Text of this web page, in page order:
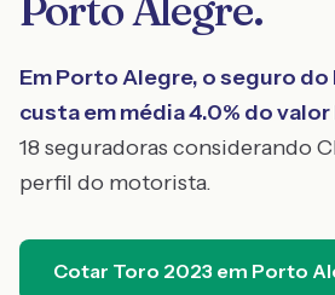
EmPorto Alegre, o seguro do
custa em média4.0% do valor
18 seguradoras considerando
perfil do motorista.
Cotar Toro 2023 em Porto